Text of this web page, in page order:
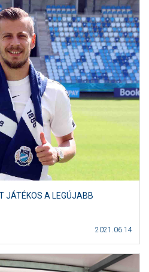
JÁTÉKOS A LEGÚJABB
2021.06.14